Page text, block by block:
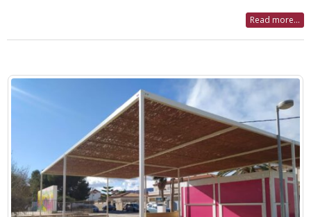
Read more...